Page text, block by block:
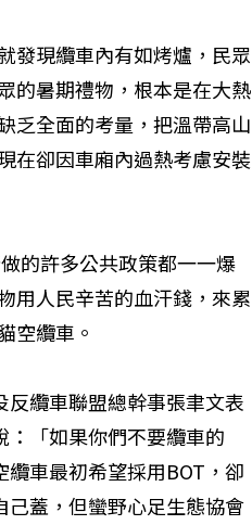
發現纜車內有如烤爐，民眾
的暑期禮物，根本是在大熱
乏全面的考量，把溫帶高山
在卻因車廂內過熱考慮安裝
的許多公共政策都一一爆
用人民辛苦的血汗錢，來累
空纜車。
纜車聯盟總幹事張聿文表
「如果你們不要纜車的
車最初希望採用BOT，卻
蓋，但蠻野心足生態協會